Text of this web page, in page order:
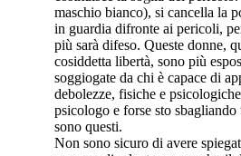
maschio bianco), si cancella la
in guardia difronte ai pericoli,
più sarà difeso. Queste donne,
cosiddetta libertà, sono più
soggiogate da chi è capace di
debolezze, fisiche e
psicologo e forse sto
sono questi.
Non sono sicuro di avere